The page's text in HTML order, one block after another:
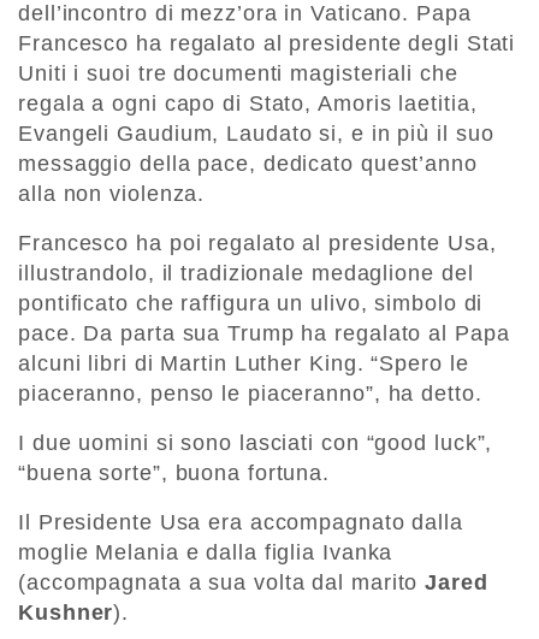
dell’incontro di mezz’ora in Vaticano. Papa
Francesco ha regalato al presidente degli Stati
Uniti i suoi tre documenti magisteriali che
regala a ogni capo di Stato, Amoris laetitia,
Evangeli Gaudium, Laudato si, e in più il suo
messaggio della pace, dedicato quest’anno
alla non violenza.
Francesco ha poi regalato al presidente Usa,
illustrandolo, il tradizionale medaglione del
pontificato che raffigura un ulivo, simbolo di
pace. Da parta sua Trump ha regalato al Papa
alcuni libri di Martin Luther King. “Spero le
piaceranno, penso le piaceranno”, ha detto.
I due uomini si sono lasciati con “good luck”,
“buena sorte”, buona fortuna.
Il Presidente Usa era accompagnato dalla
moglie Melania e dalla figlia Ivanka
(accompagnata a sua volta dal maritoJared
Kushner).